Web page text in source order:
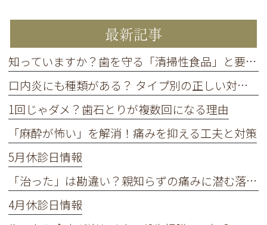
最新記事
知っていますか？歯を守る「清掃性食品」と要注意の「停滞性食品」
口内炎にも種類がある？ タイプ別の正しい対処法
1回じゃダメ？歯石とりが複数回になる理由
「麻酔が怖い」を解消！痛みを抑える工夫と対策
5月休診日情報
「治った」は勘違い？親知らずの痛みに潜む落とし穴
4月休診日情報